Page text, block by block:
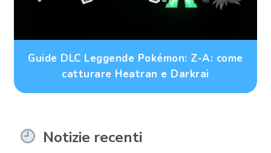
Guide DLC Leggende Pokémon: Z-A: come
catturare Heatran e Darkrai
Notizie recenti